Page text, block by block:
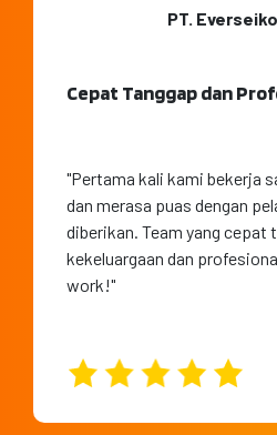
Cepat Tanggap dan
"Pertama kali kami bekerja
dan merasa puas dengan
diberikan. Team yang cepat
kekeluargaan dan
work!"
PT.